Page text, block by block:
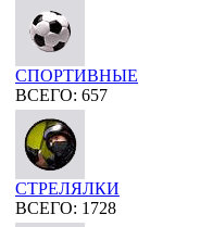
СПОРТИВНЫЕ
ВСЕГО: 657
СТРЕЛЯЛКИ
ВСЕГО: 1728